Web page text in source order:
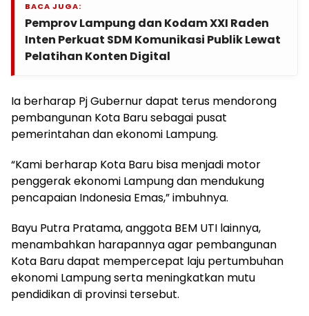
BACA JUGA:
Pemprov Lampung dan Kodam XXI Raden
Inten Perkuat SDM Komunikasi Publik Lewat
Pelatihan Konten Digital
Ia berharap Pj Gubernur dapat terus mendorong
pembangunan Kota Baru sebagai pusat
pemerintahan dan ekonomi Lampung.
“Kami berharap Kota Baru bisa menjadi motor
penggerak ekonomi Lampung dan mendukung
pencapaian Indonesia Emas,” imbuhnya.
Bayu Putra Pratama, anggota BEM UTI lainnya,
menambahkan harapannya agar pembangunan
Kota Baru dapat mempercepat laju pertumbuhan
ekonomi Lampung serta meningkatkan mutu
pendidikan di provinsi tersebut.